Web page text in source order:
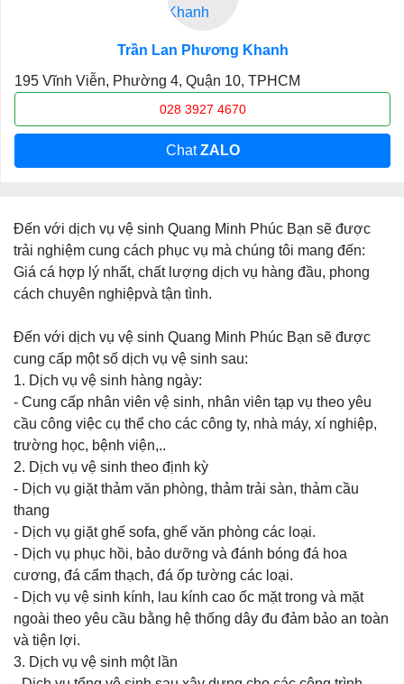
Trần Lan Phương Khanh
195 Vĩnh Viễn, Phường 4, Quận 10, TPHCM
028 3927 4670
ChatZALO
Đến với dịch vụ vệ sinh Quang Minh Phúc Bạn sẽ được
trải nghiệm cung cách phục vụ mà chúng tôi mang đến:
Giá cá hợp lý nhất, chất lượng dịch vụ hàng đầu, phong
cách chuyên nghiệpvà tận tình.
Đến với dịch vụ vệ sinh Quang Minh Phúc Bạn sẽ được
cung cấp một số dịch vụ vệ sinh sau:
1. Dịch vụ vệ sinh hàng ngày:
- Cung cấp nhân viên vệ sinh, nhân viên tạp vụ theo yêu
cầu công việc cụ thể cho các công ty, nhà máy, xí nghiệp,
trường học, bệnh viện,..
2. Dịch vụ vệ sinh theo định kỳ
- Dịch vụ giặt thảm văn phòng, thảm trải sàn, thảm cầu
thang
- Dịch vụ giặt ghế sofa, ghế văn phòng các loại.
- Dịch vụ phục hồi, bảo dưỡng và đánh bóng đá hoa
cương, đá cẩm thạch, đá ốp tường các loại.
- Dịch vụ vệ sinh kính, lau kính cao ốc mặt trong và mặt
ngoài theo yêu cầu bằng hệ thống dây đu đảm bảo an toàn
và tiện lợi.
3. Dịch vụ vệ sinh một lần